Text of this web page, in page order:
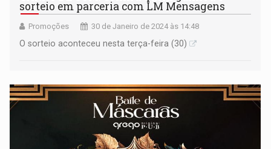
sorteio em parceria com LM Mensagens
Promoções 30 de Janeiro de 2024 às 14:48
O sorteio aconteceu nesta terça-feira (30)